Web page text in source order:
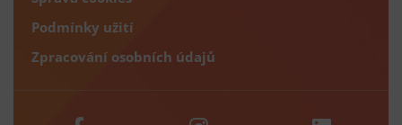
Podmínky užití
Zpracování osobních údajů